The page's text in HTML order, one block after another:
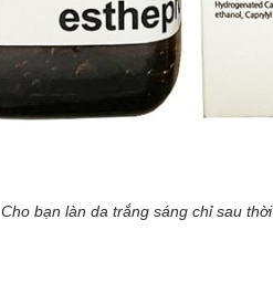
Cho bạn làn da trắng sáng chỉ sau